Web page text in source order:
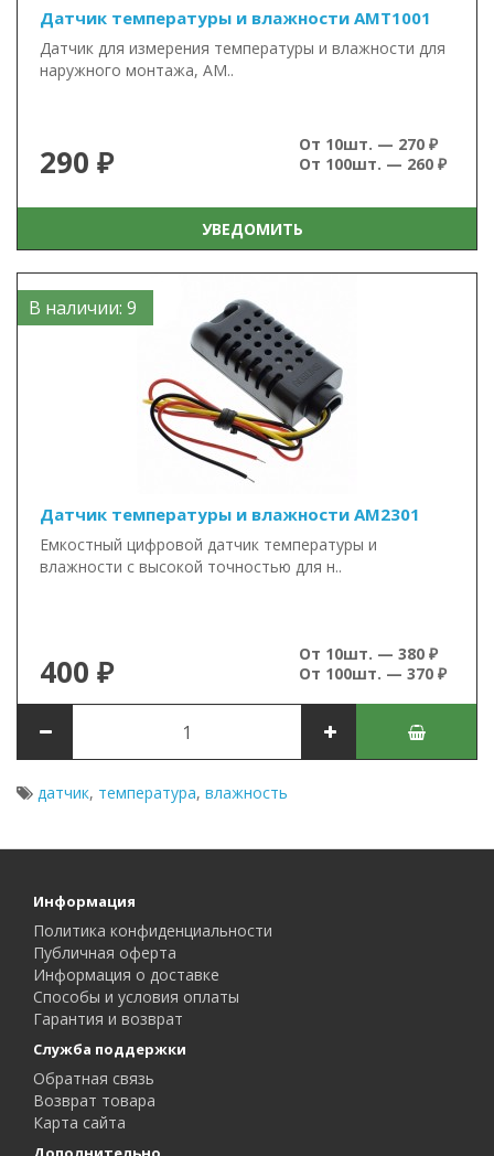
Датчик температуры и влажности AMT1001
Датчик для измерения температуры и влажности для
наружного монтажа, AM..
290 ₽
От 10шт. — 270 ₽
От 100шт. — 260 ₽
УВЕДОМИТЬ
В наличии: 9
Датчик температуры и влажности AM2301
Емкостный цифровой датчик температуры и
влажности с высокой точностью для н..
400 ₽
От 10шт. — 380 ₽
От 100шт. — 370 ₽
датчик, температура, влажность
Информация
Политика конфиденциальности
Публичная оферта
Информация о доставке
Способы и условия оплаты
Гарантия и возврат
Служба поддержки
Обратная связь
Возврат товара
Карта сайта